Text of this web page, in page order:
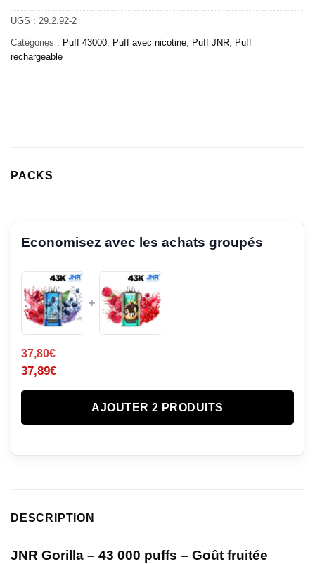
UGS : 29.2.92-2
Catégories : Puff 43000 Puff avec nicotine Puff JNR Puff
rechargeable
PACKS
Economisez avec les achats groupés
+
37,80€
37,89€
AJOUTER 2 PRODUITS
DESCRIPTION
JNR Gorilla – 43 000 puffs – Goût fruitée